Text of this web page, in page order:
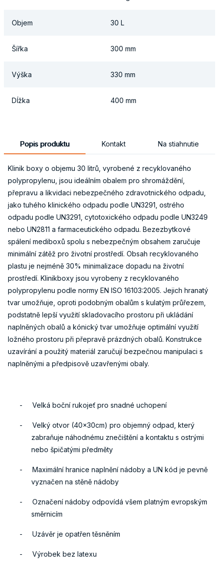
Objem 30 L
Šířka 300 mm
Výška 330 mm
Dĺžka 400 mm
Popis produktu Kontakt Na stiahnutie
Klinik boxy o objemu 30 litrů, vyrobené z recyklovaného
polypropylenu, jsou ideálním obalem pro shromáždění,
přepravu a likvidaci nebezpečného zdravotnického odpadu,
jako tuhého klinického odpadu podle UN3291, ostrého
odpadu podle UN3291, cytotoxického odpadu podle UN3249
nebo UN2811 a farmaceutického odpadu. Bezezbytkové
spálení mediboxů spolu s nebezpečným obsahem zaručuje
minimální zátěž pro životní prostředí. Obsah recyklovaného
plastu je nejméně 30% minimalizace dopadu na životní
prostředí. Klinikboxy jsou vyrobeny z recyklovaného
polypropylenu podle normy EN ISO 16103:2005. Jejich hranatý
tvar umožňuje, oproti podobným obalům s kulatým průřezem,
podstatně lepší využití skladovacího prostoru při ukládání
naplněných obalů a kónický tvar umožňuje optimální využití
ložného prostoru při přepravě prázdných obalů. Konstrukce
uzavírání a použitý materiál zaručují bezpečnou manipulaci s
naplněnými a předpisově uzavřenými obaly.
- Velká boční rukojeť pro snadné uchopení
-
Velký otvor (40x30cm) pro objemný odpad, který
zabraňuje náhodnému znečištění a kontaktu s ostrými
nebo špičatými předměty
-
Maximální hranice naplnění nádoby a UN kód je pevně
vyznačen na stěně nádoby
-
Označení nádoby odpovídá všem platným evropským
směrnicím
- Uzávěr je opatřen těsněním
- Výrobek bez latexu